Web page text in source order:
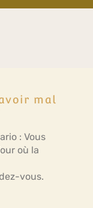
mal
: Vous
où la
vous.